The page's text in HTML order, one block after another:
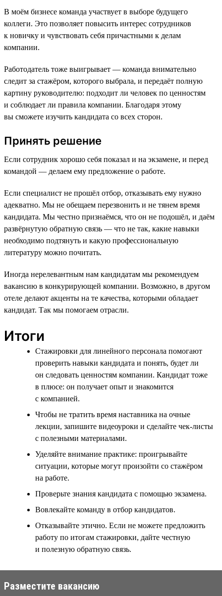
В моём бизнесе команда участвует в выборе будущего
коллеги. Это позволяет повысить интерес сотрудников
к новичку и чувствовать себя причастными к делам
компании.
Работодатель тоже выигрывает — команда внимательно
следит за стажёром, которого выбрала, и передаёт полную
картину руководителю: подходит ли человек по ценностям
и соблюдает ли правила компании. Благодаря этому
вы сможете изучить кандидата со всех сторон.
Принять решение
Если сотрудник хорошо себя показал и на экзамене, и перед
командой — делаем ему предложение о работе.
Если специалист не прошёл отбор, отказывать ему нужно
адекватно. Мы не обещаем перезвонить и не тянем время
кандидата. Мы честно признаёмся, что он не подошёл, и даём
развёрнутую обратную связь — что не так, какие навыки
необходимо подтянуть и какую профессиональную
литературу можно почитать.
Иногда нерелевантным нам кандидатам мы рекомендуем
вакансию в конкурирующей компании. Возможно, в другом
отеле делают акценты на те качества, которыми обладает
кандидат. Так мы помогаем отрасли.
Итоги
Стажировки для линейного персонала помогают
проверить навыки кандидата и понять, будет ли
он следовать ценностям компании. Кандидат тоже
в плюсе: он получает опыт и знакомится
с компанией.
Чтобы не тратить время наставника на очные
лекции, запишите видеоуроки и сделайте чек-листы
с полезными материалами.
Уделяйте внимание практике: проигрывайте
ситуации, которые могут произойти со стажёром
на работе.
Проверьте знания кандидата с помощью экзамена.
Вовлекайте команду в отбор кандидатов.
Отказывайте этично. Если не можете предложить
работу по итогам стажировки, дайте честную
и полезную обратную связь.
Разместите вакансию